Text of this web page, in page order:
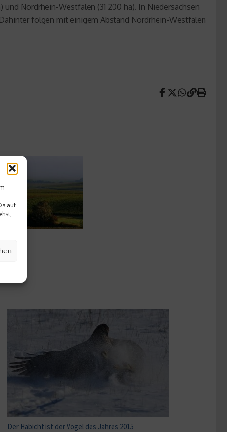
auf
Nordrhein-Westfalen (31 200 ha). In Niedersachsen
folgen mit einigem Abstand Nordrhein-Westfalen
Der Habicht ist der Vogel des Jahres 2015